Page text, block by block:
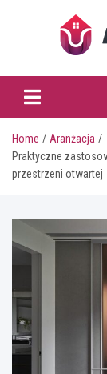
Home
Aranżacja
Praktyczne
przestrzeni otwartej